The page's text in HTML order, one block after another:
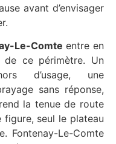
avant d’envisager
Le-Comte entre en
ce périmètre. Un
d’usage, une
sans réponse,
la tenue de route
figure, seul le plateau
Fontenay-Le-Comte